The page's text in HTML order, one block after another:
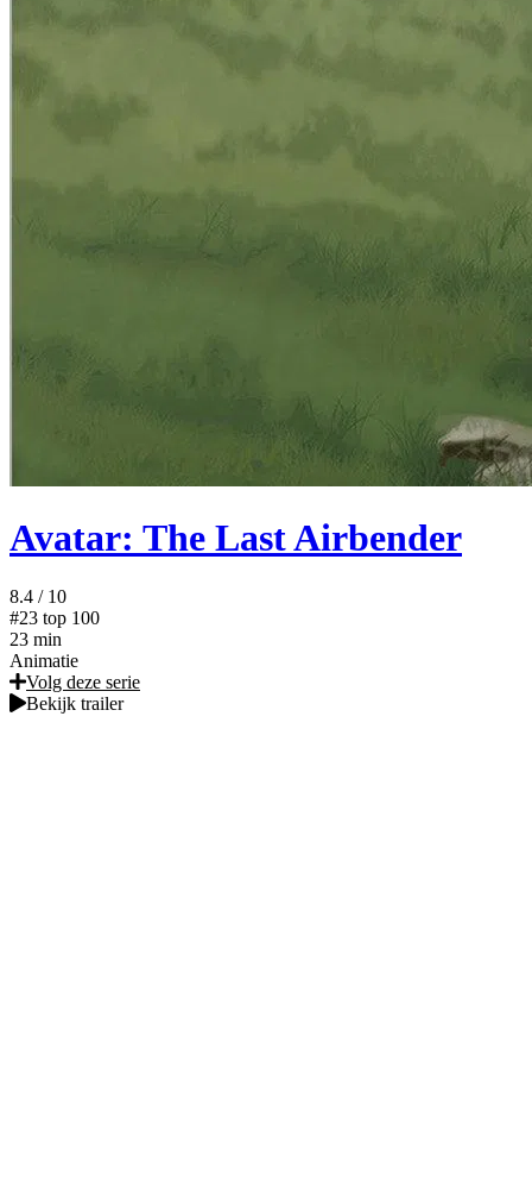
Avatar: The Last Airbender
8.4 / 10
#23 top 100
23 min
Animatie
Volg deze serie
Bekijk trailer